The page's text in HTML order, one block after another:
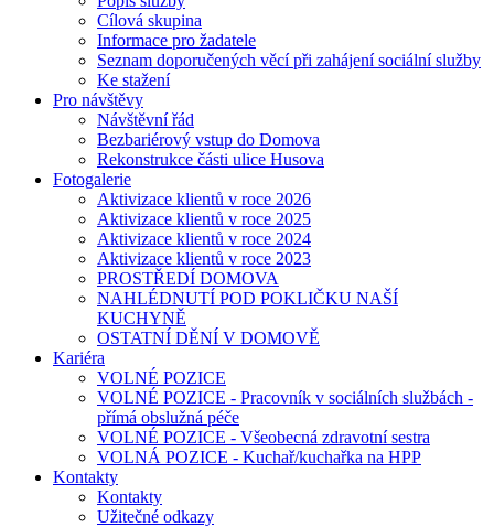
Cílová skupina
Informace pro žadatele
Seznam doporučených věcí při zahájení sociální služby
Ke stažení
Pro návštěvy
Návštěvní řád
Bezbariérový vstup do Domova
Rekonstrukce části ulice Husova
Fotogalerie
Aktivizace klientů v roce 2026
Aktivizace klientů v roce 2025
Aktivizace klientů v roce 2024
Aktivizace klientů v roce 2023
PROSTŘEDÍ DOMOVA
NAHLÉDNUTÍ POD POKLIČKU NAŠÍ
KUCHYNĚ
OSTATNÍ DĚNÍ V DOMOVĚ
Kariéra
VOLNÉ POZICE
VOLNÉ POZICE - Pracovník v sociálních službách -
přímá obslužná péče
VOLNÉ POZICE - Všeobecná zdravotní sestra
VOLNÁ POZICE - Kuchař/kuchařka na HPP
Kontakty
Kontakty
Užitečné odkazy